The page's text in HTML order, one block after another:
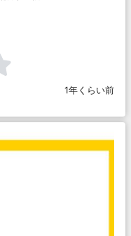
1年くらい前